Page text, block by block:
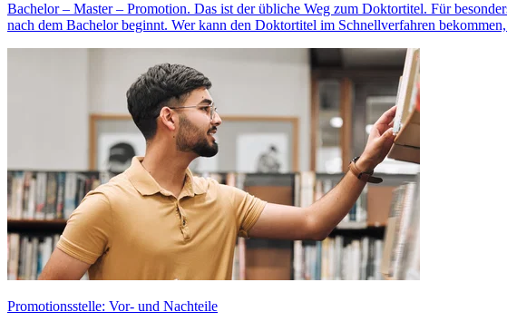
Bachelor – Master – Promotion. Das ist der übliche Weg zum Doktortitel. Für
nach dem Bachelor beginnt. Wer kann den Doktortitel im Schnellverfahren
Promotionsstelle: Vor- und Nachteile